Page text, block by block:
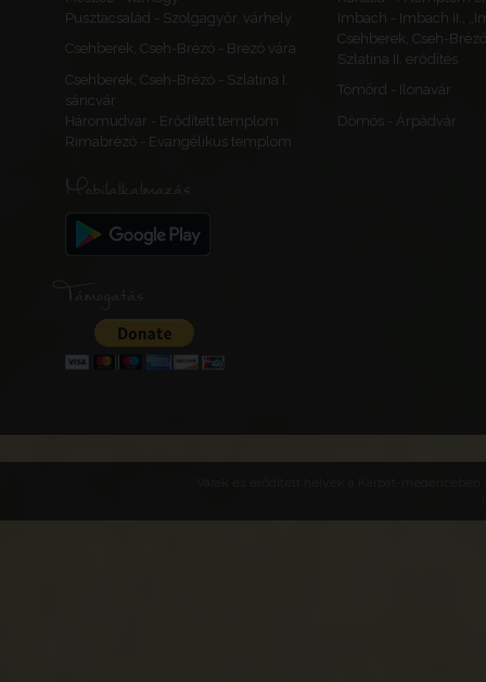
Pusztacsalád - Szolgagyőr, várhely
Imbach - Imbach II.,
Csehberek, Cseh-Brézó - Brezó vára
Csehberek, Cseh-
Szlatina II. erődítés
Csehberek, Cseh-Brézó - Szlatina I.
sáncvár
Tömörd - Ilonavár
Háromudvar - Erődített templom
Dömös - Árpádvár
Rimabrézó - Evangélikus templom
Mobilalkalmazás
Támogatás